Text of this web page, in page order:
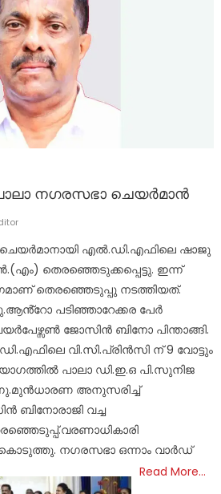
നഗരസഭാ ചെയർമാൻ
ചെയർമാനായി എൽ.ഡി.എഫിലെ ഷാജു
തെരഞ്ഞെടുക്കപ്പെട്ടു. ഇന്ന്
തെരഞ്ഞെടുപ്പു നടത്തിയത്.
പടിഞ്ഞാറേക്കര പേർ
ജോസിൻ ബിനോ പിന്താങ്ങി.
വി.സി.പ്രിൻസി ന് 9 വോട്ടും
പാലാ ഡി.ഇ.ഒ പി.സുനിജ
അനുസരിച്ച്
ബിനോരാജി വച്ച
നഗരസഭാ ഒന്നാം വാർഡ്
Read More…